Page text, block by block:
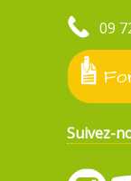
09
Suivez-